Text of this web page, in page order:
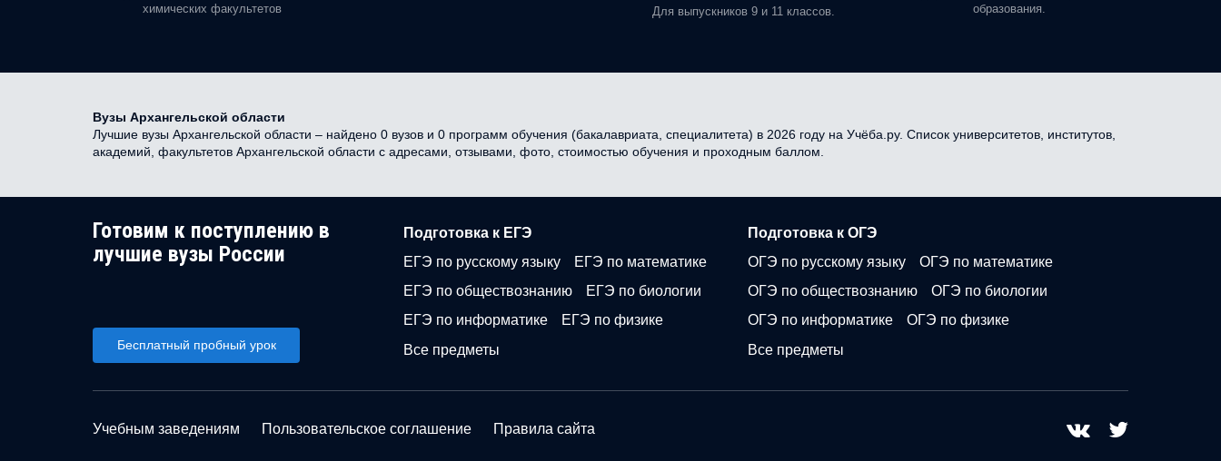
химических факультетов
Для выпускников 9 и 11 классов.
образования.
Вузы Архангельской области
Лучшие вузы Архангельской области – найдено 0 вузов и 0 программ обучения (бакалавриата, специалитета) в 2026 году на Учёба.ру. Список университетов, институтов,
академий, факультетов Архангельской области с адресами, отзывами, фото, стоимостью обучения и проходным баллом.
Готовим к поступлению в
лучшие вузы России
Бесплатный пробный урок
Подготовка к ЕГЭ
ЕГЭ по русскому языку
ЕГЭ по математике
ЕГЭ по обществознанию
ЕГЭ по биологии
ЕГЭ по информатике
ЕГЭ по физике
Все предметы
Подготовка к ОГЭ
ОГЭ по русскому языку
ОГЭ по математике
ОГЭ по обществознанию
ОГЭ по биологии
ОГЭ по информатике
ОГЭ по физике
Все предметы
Учебным заведениям Пользовательское соглашение Правила сайта